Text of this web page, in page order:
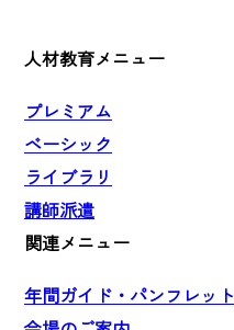
人材教育メニュー
プレミアム
ベーシック
ライブラリ
講師派遣
関連メニュー
年間ガイド・パンフレット